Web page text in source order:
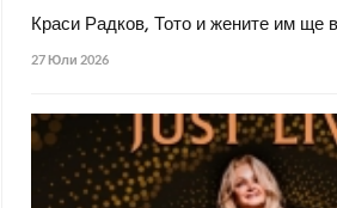
Краси Радков, Тото и жените им ще
27 Юли 2026